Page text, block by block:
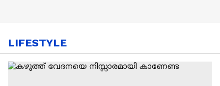
LIFESTYLE